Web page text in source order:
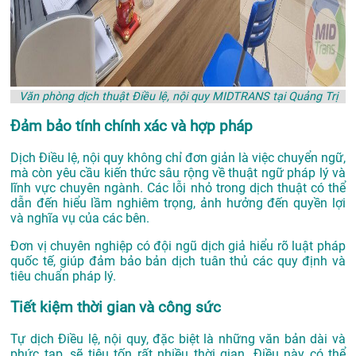
Văn phòng dịch thuật Điều lệ, nội quy MIDTRANS tại Quảng Trị
Đảm bảo tính chính xác và hợp pháp
Dịch Điều lệ, nội quy không chỉ đơn giản là việc chuyển ngữ,
mà còn yêu cầu kiến thức sâu rộng về thuật ngữ pháp lý và
lĩnh vực chuyên ngành. Các lỗi nhỏ trong dịch thuật có thể
dẫn đến hiểu lầm nghiêm trọng, ảnh hưởng đến quyền lợi
và nghĩa vụ của các bên.
Đơn vị chuyên nghiệp có đội ngũ dịch giả hiểu rõ luật pháp
quốc tế, giúp đảm bảo bản dịch tuân thủ các quy định và
tiêu chuẩn pháp lý.
Tiết kiệm thời gian và công sức
Tự dịch Điều lệ, nội quy, đặc biệt là những văn bản dài và